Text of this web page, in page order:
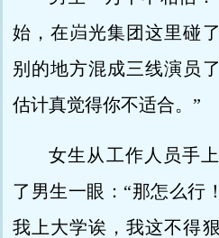
始，在岿光集团这里碰
别的地方混成三线演员
估计真觉得你不适合。”
女生从工作人员手
了男生一眼：“那怎么行
我上大学诶，我这不得